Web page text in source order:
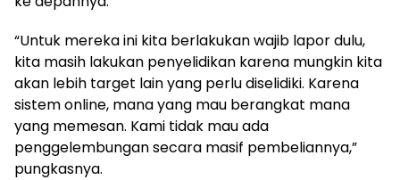
“Untuk mereka ini kita berlakukan wajib lapor dulu,
kita masih lakukan penyelidikan karena mungkin kita
akan lebih target lain yang perlu diselidiki. Karena
sistem online, mana yang mau berangkat mana
yang memesan. Kami tidak mau ada
penggelembungan secara masif pembeliannya,”
pungkasnya.